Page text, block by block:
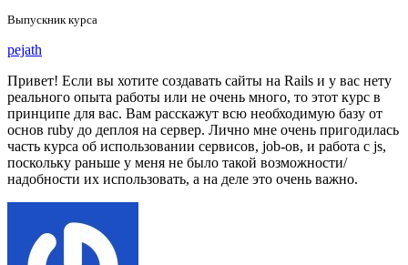
Выпускник курса
pejath
Привет! Если вы хотите создавать сайты на Rails и у вас нету
реального опыта работы или не очень много, то этот курс в
принципе для вас. Вам расскажут всю необходимую базу от
основ ruby до деплоя на сервер. Лично мне очень пригодилась
часть курса об использовании сервисов, job-ов, и работа с js,
поскольку раньше у меня не было такой возможности/
надобности их использовать, а на деле это очень важно.